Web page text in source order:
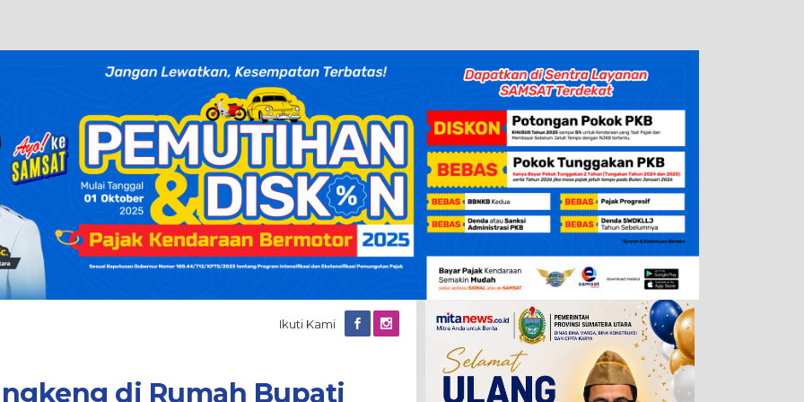
Ikuti Kami
di Rumah Bupati